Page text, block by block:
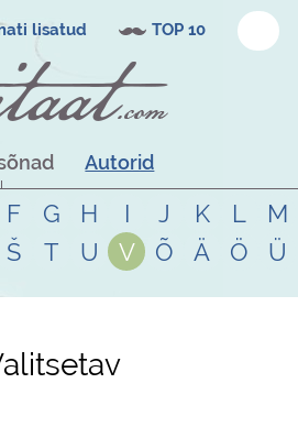
lisatud TOP 10
Autorid
F G H I J K L
M
Š T U V Õ Ä Ö Ü
valitsetav